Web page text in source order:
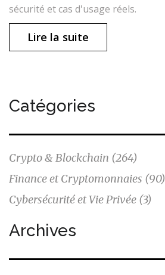
sécurité et cas d'usage réels.
Lire la suite
Catégories
Crypto & Blockchain (264)
Finance et Cryptomonnaies (90)
Cybersécurité et Vie Privée (3)
Archives